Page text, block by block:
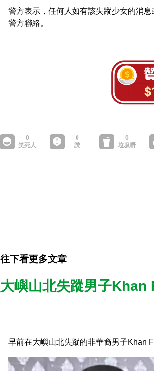
警方表示，任何人如有該失蹤少女的消
警方聯絡。
往下看更多文章
大嶼山北失蹤男子Khan
早前在大嶼山北失蹤的非華裔男子Khan